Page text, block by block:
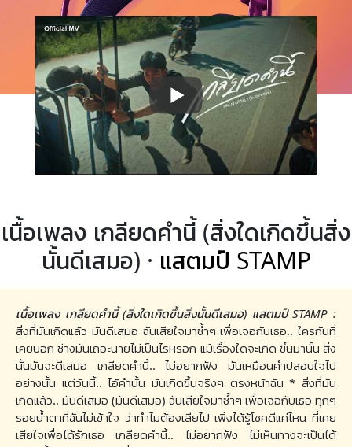
เนื้อเพลง เกลียดคำนี้ (สิ่งใดเกิดขึ้นสิ่ง
นั้นดีเสมอ) · แสตมป์ STAMP
เนื้อเพลง เกลียดคำนี้ (สิ่งใดเกิดขึ้นสิ่งนั้นดีเสมอ) แสตมป์ STAMP :
สิ่งที่มันเกิดแล้ว มันดีเสมอ ฉันเสียใจมาซ้ำๆ เพื่อเจอกับเธอ.. ใครกันที่
เคยบอก ช่างมันเถอะนายไม่เป็นไรหรอก แม้เรื่องใดจะเกิด ขึ้นมานั้น สิ่ง
นั้นมันจะดีเสมอ เกลียดคำนี้.. ไม่อยากฟัง มันเหมือนคำปลอบใจไป
อย่างนั้น แต่วันนี้.. ไอ้คำนั้น มันเกิดขึ้นจริงๆ ตรงหน้าฉัน * สิ่งที่มัน
เกิดแล้ว.. มันดีเสมอ (มันดีเสมอ) ฉันเสียใจมาซ้ำๆ เพื่อเจอกับเธอ ทุกๆ
รอยน้ำตาที่ฉันไม่เข้าใจ ว่าทำไมต้องเสียไป เพิ่งได้รู้โชคดีแค่ไหน ที่เคย
เสียใจเพื่อได้รักเธอ เกลียดคำนี้.. ไม่อยากฟัง ไม่เห็นทางจะเป็นได้